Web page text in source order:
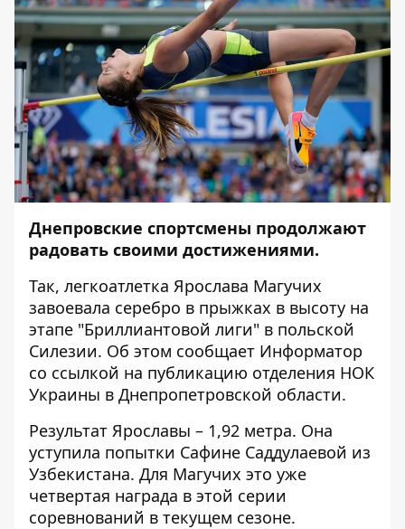
Днепровские спортсмены продолжают
радовать своими достижениями.
Так, легкоатлетка Ярослава Магучих
завоевала серебро в прыжках в высоту на
этапе "Бриллиантовой лиги" в польской
Силезии. Об этом сообщает Информатор
со ссылкой на публикацию отделения НОК
Украины в Днепропетровской области.
Результат Ярославы – 1,92 метра. Она
уступила попытки Сафине Саддулаевой из
Узбекистана. Для Магучих это уже
четвертая награда в этой серии
соревнований в текущем сезоне.